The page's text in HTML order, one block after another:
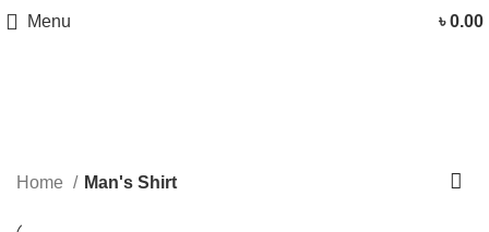
Menu ৳0.00
Home Man's Shirt